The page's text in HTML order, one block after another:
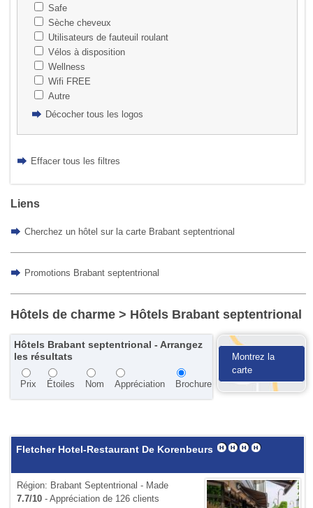
Safe
Sèche cheveux
Utilisateurs de fauteuil roulant
Vélos à disposition
Wellness
Wifi FREE
Autre
Décocher tous les logos
Effacer tous les filtres
Liens
Cherchez un hôtel sur la carte Brabant septentrional
Promotions Brabant septentrional
Hôtels de charme> Hôtels Brabant septentrional
Hôtels Brabant septentrional - Arrangez
les résultats
Prix Étoiles Nom Appréciation Brochure
Montrez la
carte
Fletcher Hotel-Restaurant De Korenbeurs
Région: Brabant Septentrional - Made
7.7/10- Appréciation de 126 clients